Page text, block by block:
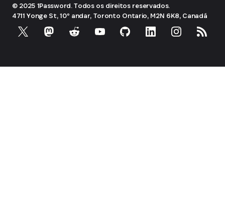
© 2025 1Password. Todos os direitos reservados.
4711 Yonge St, 10º andar, Toronto Ontario, M2N 6K8, Canadá